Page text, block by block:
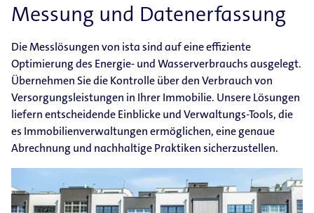
Messung und Datenerfassung
Die Messlösungen von ista sind auf eine effiziente
Optimierung des Energie- und Wasserverbrauchs ausgelegt.
Übernehmen Sie die Kontrolle über den Verbrauch von
Versorgungsleistungen in Ihrer Immobilie. Unsere Lösungen
liefern entscheidende Einblicke und Verwaltungs-Tools, die
es Immobilienverwaltungen ermöglichen, eine genaue
Abrechnung und nachhaltige Praktiken sicherzustellen.